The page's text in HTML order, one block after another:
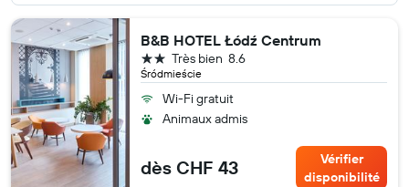
B&B HOTEL Łódź Centrum
Śródmieście
8.6
Très bien
2 étoiles
Wi-Fi gratuit
Animaux admis
dès CHF 43
Vérifier
disponibilité